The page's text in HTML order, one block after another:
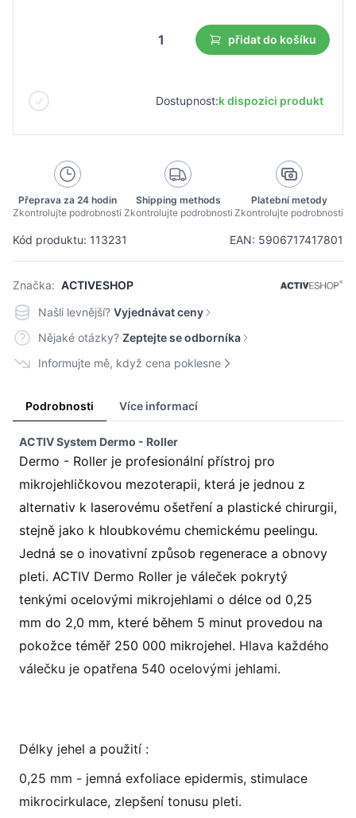
Kód produktu: 113231 EAN: 5906717417801
Značka: ACTIVESHOP
přidat do košíku
Dostupnost:k dispozici produkt
Přeprava za 24 hodin
Zkontrolujte podrobnosti
Shipping methods
Zkontrolujte podrobnosti
Platební metody
Zkontrolujte podrobnosti
Našli levnější? Vyjednávat ceny
Nějaké otázky? Zeptejte se odborníka
Informujte mě, když cena poklesne
Podrobnosti Více informací
ACTIV System Dermo - Roller
Dermo - Roller je profesionální přístroj pro
mikrojehličkovou mezoterapii, která je jednou z
alternativ k laserovému ošetření a plastické chirurgii,
stejně jako k hloubkovému chemickému peelingu.
Jedná se o inovativní způsob regenerace a obnovy
pleti. ACTIV Dermo Roller je váleček pokrytý
tenkými ocelovými mikrojehlami o délce od 0,25
mm do 2,0 mm, které během 5 minut provedou na
pokožce téměř 250 000 mikrojehel. Hlava každého
válečku je opatřena 540 ocelovými jehlami.
Délky jehel a použití :
0,25 mm - jemná exfoliace epidermis, stimulace
mikrocirkulace, zlepšení tonusu pleti.